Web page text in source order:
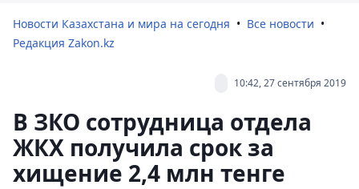
Новости Казахстана и мира на сегодня
Все новости
Редакция Zakon.kz
10:42, 27 сентября 2019
В ЗКО сотрудница отдела
ЖКХ получила срок за
хищение 2,4 млн тенге